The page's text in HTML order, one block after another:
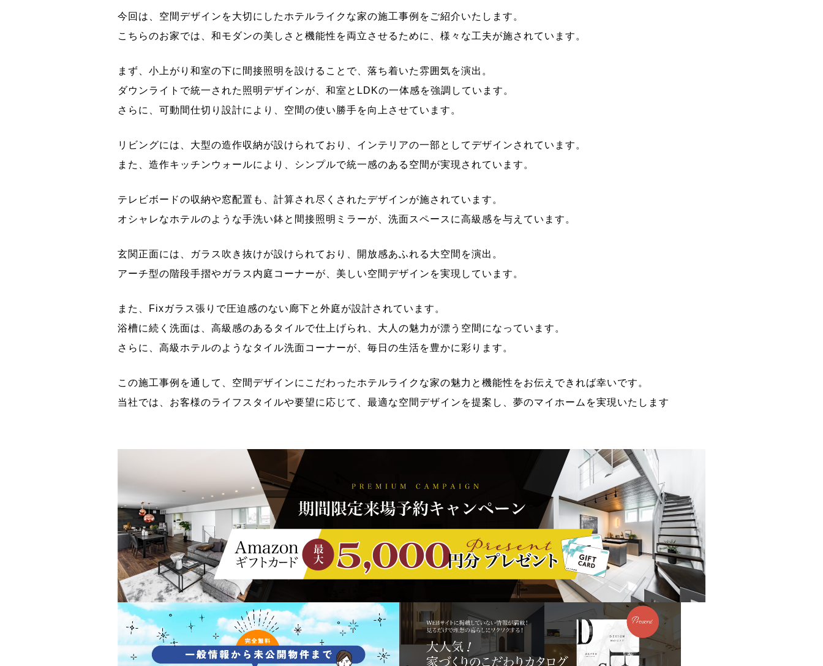
今回は、空間デザインを大切にしたホテルライクな家の施工事例をご紹介いたします。
こちらのお家では、和モダンの美しさと機能性を両立させるために、様々な工夫が施されています。
まず、小上がり和室の下に間接照明を設けることで、落ち着いた雰囲気を演出。
ダウンライトで統一された照明デザインが、和室とLDKの一体感を強調しています。
さらに、可動間仕切り設計により、空間の使い勝手を向上させています。
リビングには、大型の造作収納が設けられており、インテリアの一部としてデザインされています。
また、造作キッチンウォールにより、シンプルで統一感のある空間が実現されています。
テレビボードの収納や窓配置も、計算され尽くされたデザインが施されています。
オシャレなホテルのような手洗い鉢と間接照明ミラーが、洗面スペースに高級感を与えています。
玄関正面には、ガラス吹き抜けが設けられており、開放感あふれる大空間を演出。
アーチ型の階段手摺やガラス内庭コーナーが、美しい空間デザインを実現しています。
また、Fixガラス張りで圧迫感のない廊下と外庭が設計されています。
浴槽に続く洗面は、高級感のあるタイルで仕上げられ、大人の魅力が漂う空間になっています。
さらに、高級ホテルのようなタイル洗面コーナーが、毎日の生活を豊かに彩ります。
この施工事例を通して、空間デザインにこだわったホテルライクな家の魅力と機能性をお伝えできれば幸いです。
当社では、お客様のライフスタイルや要望に応じて、最適な空間デザインを提案し、夢のマイホームを実現いたします